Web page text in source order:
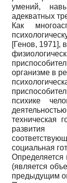
умений,
адекватных
Как
[Генов, 1971],
организме в
психике
техническая
развития
социальная
Определяется
(является
предыдущим